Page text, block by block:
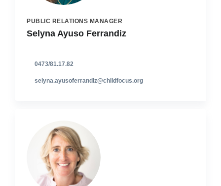
PUBLIC RELATIONS MANAGER
Selyna Ayuso Ferrandiz
0473/81.17.82
selyna.ayusoferrandiz@childfocus.org